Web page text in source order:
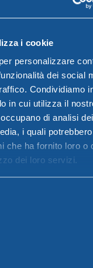
i cookie
personalizzare
dei social
Condividiamo
in cui utilizza il
di analisi
i quali
che ha fornito loro o
dei loro servizi.
Add To Cart
this product now!